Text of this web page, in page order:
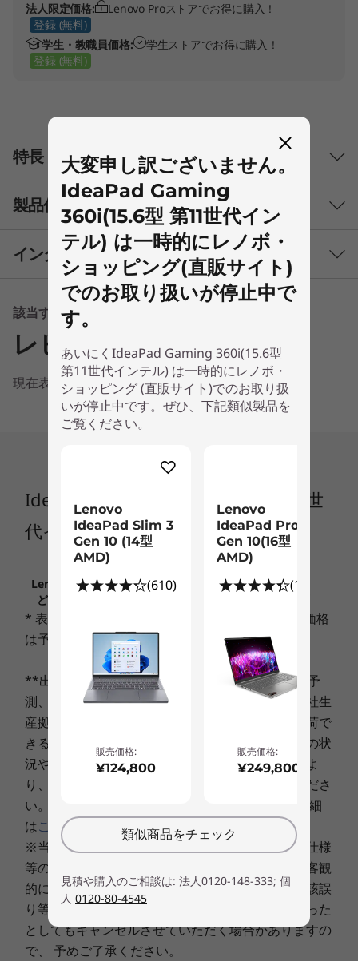
イ
ル
法人限定価格:
Lenovo Proストアでお得に購入！
登録 (無料)
学生・教職員価格:
学生ストアでお得に購入！
登録 (無料)
特長
GTXシリーズの究極のパフォ
ーマンスを体験してください。リアルなレイトレ
ーシンググラフィックスと、AIでパワーチャージ
された最先端の新機能を提供します。
ゲーマーのための究極のパフォーマンス
NVIDIA®GeForce®GTXシリーズの究極のパフォ
ーマンスを体験してください。リアルなレイトレ
ーシンググラフィックスと、AIでパワーチャージ
された最先端の新機能を提供します。
製品仕様
初期導入済OS
Windows 11 Home 64bit (日本語版)
プロセッサー
最大インテル® Core™ i7-11390H プロセッサー
メインメモリ
16GB (8GBx2)
SSD 512GB (PCIe NVMe/M.2)
ディスプレイ
LEDバックライト付 15.6型 FHD IPS液晶 (1920x1080ドッ
ト、約1,677万色、120Hz) 、光沢なし
ビデオ・チップ
NVIDIA
シャドーブラック
本体寸法 (W×D×H)mm
約 359.6x251.9x24.2mm
本体質量(バッテリー・パックを含む)
約 2.25kg
バッテリー使用時間(JEITA2.0)
最大約 9.0時間
この情報は2022年8月23日現在のものです。
インターフェース
マイクロホン/ヘッドホン・コンボ・ジャック
-電源コネクタ
イーサネット・コネクター(RJ-45)
-HDMI
-USB3.0 Type-C
該当する情報はありません
レビュー
現在表示できる情報はありません
IdeaPad Gaming 360i(15.6型 第11世
代インテル)
Lenovo.comに掲載されている価格、条件、保守な
ど、重要なお知らせは、こちらでご確認ください
* 表示価格には消費税が含まれております。また価格
は予告なく変更されることがございます。
**出荷予定日は、その時点での在庫・生産状況の予
測、ならびに最短のご決済日起算にもとづく、弊社生
産拠点からの出荷予定日程であり、この日程で出荷で
きることをお約束するものではありません。注文の状
況や使用部材の供給状況、製造工程上の都合等によ
り、遅延する場合がありますことを予めご了承くださ
い。 「出荷予定日」と「ご決済日」に関しての詳細
はこちら
※当サイトに記載された製品・サービスの価格、仕様
等の表示に、表示上、作業上その他の理由による客観
的に明白な誤りまたは記述漏れがあった場合、当該誤
り等に基づくお客様のご注文を、弊社受諾後であった
としてもキャンセルさせていただく場合がありますの
で、 予めご了承ください。
大変申し訳ございません。
IdeaPad Gaming
360i(15.6型 第11世代イン
テル) は一時的にレノボ・
ショッピング(直販サイト)
でのお取り扱いが停止中で
す。
あいにくIdeaPad Gaming 360i(15.6型
第11世代インテル) は一時的にレノボ・
ショッピング (直販サイト)でのお取り扱
いが停止中です。ぜひ、下記類似製品を
ご覧ください。
Lenovo
IdeaPad Slim 3
Gen 10 (14型
AMD)
(610)
販売価格:
¥124,800
Lenovo
IdeaPad Pro 5
Gen 10(16型
AMD)
(100)
販売価格:
¥249,800
類似商品をチェック
見積や購入のご相談は: 法人0120-148-333; 個
人 0120-80-4545